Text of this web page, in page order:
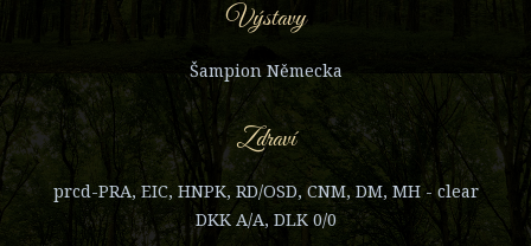
Výstavy
Šampion Německa
Zdraví
prcd-PRA, EIC, HNPK, RD/OSD, CNM, DM, MH - clear
DKK A/A, DLK 0/0